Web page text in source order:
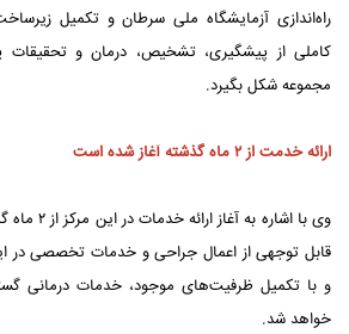
راه‌اندازی آزمایشگاه ملی سرطان و تکمیل
کاملی از پیشگیری، تشخیص، درمان و تحقیقات
مجموعه شکل بگیرد.
ارائه خدمت از ۲ ماه گذشته آغاز شده است
وی با اشاره
قابل توجهی از اعمال جراحی و خدمات تخصصی در
و با تکمیل ظرفیت‌های موجود، خدمات درمانی
خواهد شد.